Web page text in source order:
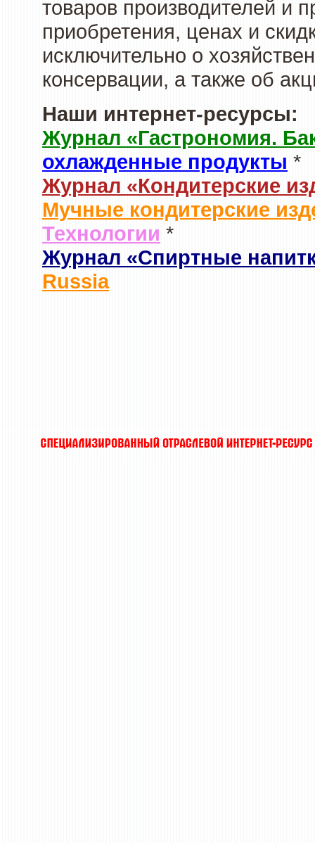
товаров производителей и
приобретения, ценах и
исключительно о
консервации, а также об
Наши интернет-ресурсы:
Журнал «Гастрономия.
охлажденные продукты *
Журнал «Кондитерские
Мучные кондитерские
Технологии *
Журнал «Спиртные
Russia